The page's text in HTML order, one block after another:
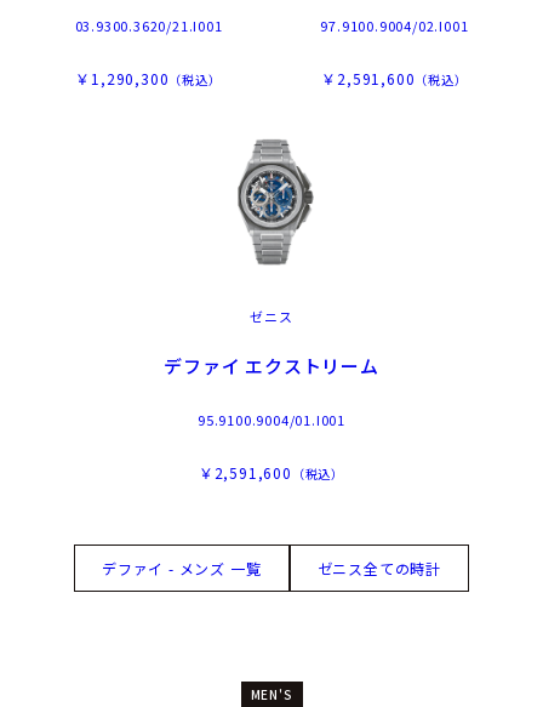
03.9300.3620/21.I001
￥1,290,300 （税込）
97.9100.9004/02.I001
￥2,591,600 （税込）
ゼニス
デファイ エクストリーム
95.9100.9004/01.I001
￥2,591,600 （税込）
デファイ - メンズ 一覧 ゼニス全ての時計
MEN'S